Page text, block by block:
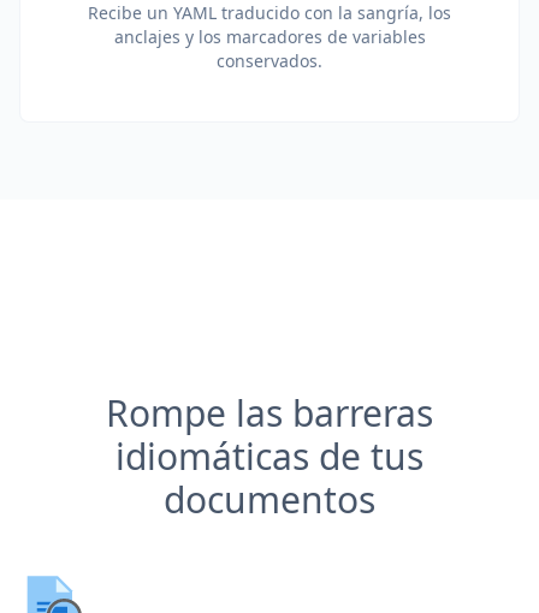
Recibe un YAML traducido con la sangría, los
anclajes y los marcadores de variables
conservados.
Rompe las barreras
idiomáticas de tus
documentos